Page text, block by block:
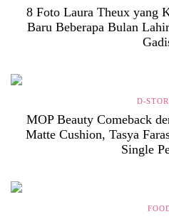
8 Foto Laura Theux yang
Baru Beberapa Bulan
D-
MOP Beauty Comeback
Matte Cushion, Tasya
Single